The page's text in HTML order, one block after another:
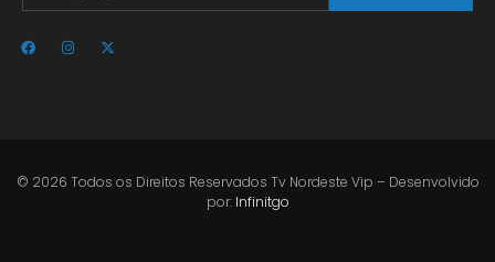
© 2026 Todos os Direitos Reservados Tv Nordeste Vip – Desenvolvido
por: Infinitgo